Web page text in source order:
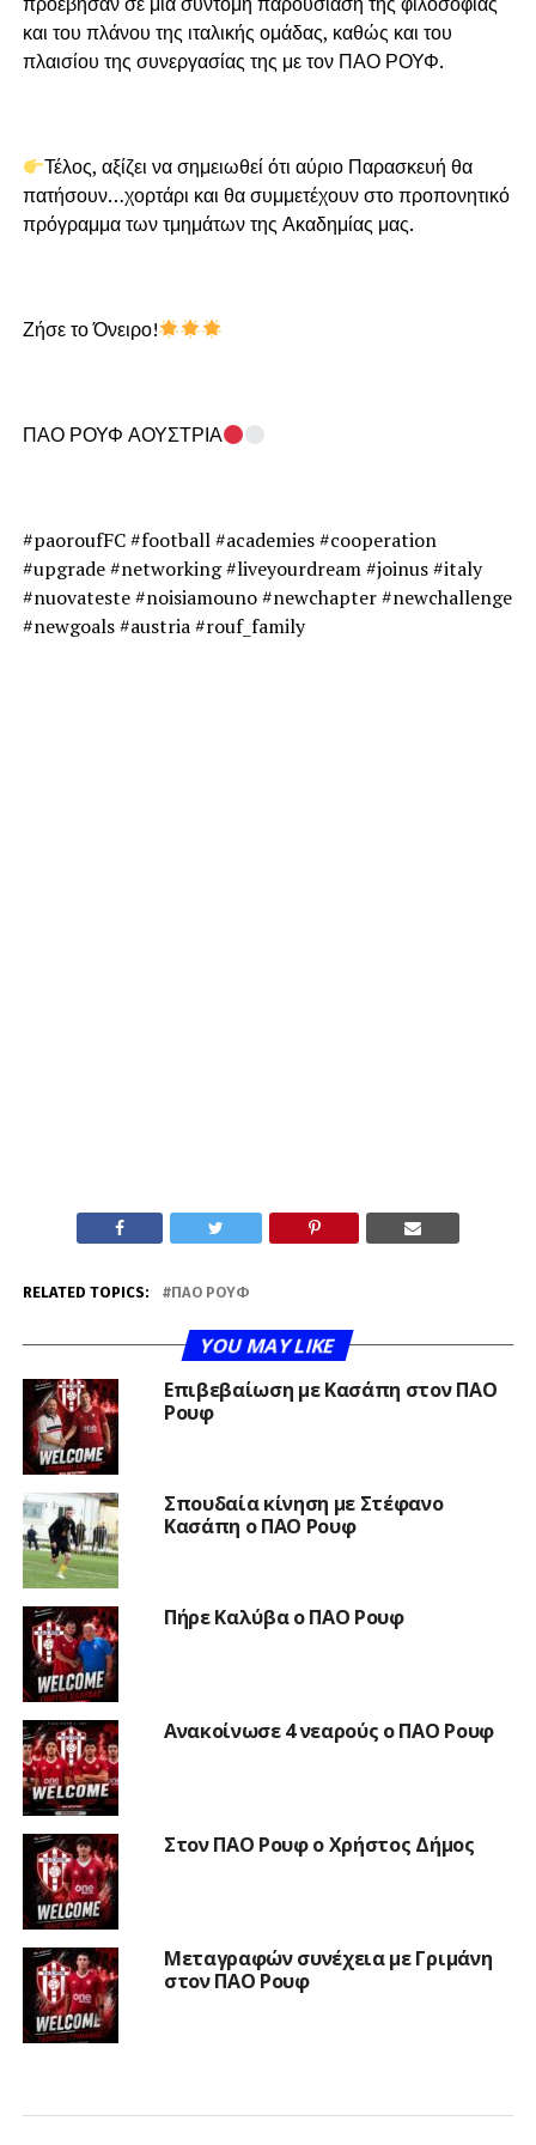
και του πλάνου της ιταλικής ομάδας, καθώς και του
πλαισίου της συνεργασίας της με τον ΠΑΟ ΡΟΥΦ.
Τέλος, αξίζει να σημειωθεί ότι αύριο Παρασκευή θα
πατήσουν…χορτάρι και θα συμμετέχουν στο προπονητικό
πρόγραμμα των τμημάτων της Ακαδημίας μας.
Ζήσε το Όνειρο!
ΠΑΟ ΡΟΥΦ ΑΟΥΣΤΡΙΑ
#paoroufFC #football #academies #cooperation
#upgrade #networking #liveyourdream #joinus #italy
#nuovateste #noisiamouno #newchapter #newchallenge
#newgoals #austria #rouf_family
RELATED TOPICS: ΠΑΟ ΡΟΥΦ
YOU MAY LIKE
Επιβεβαίωση με Κασάπη στον ΠΑΟ
Ρουφ
Σπουδαία κίνηση με Στέφανο
Κασάπη ο ΠΑΟ Ρουφ
Πήρε Καλύβα ο ΠΑΟ Ρουφ
Ανακοίνωσε 4 νεαρούς ο ΠΑΟ Ρουφ
Στον ΠΑΟ Ρουφ ο Χρήστος Δήμος
Μεταγραφών συνέχεια με Γριμάνη
στον ΠΑΟ Ρουφ